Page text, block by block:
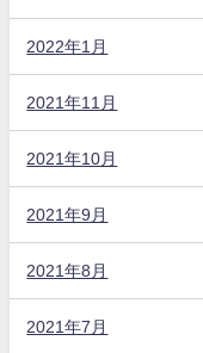
2022年1月
2021年11月
2021年10月
2021年9月
2021年8月
2021年7月